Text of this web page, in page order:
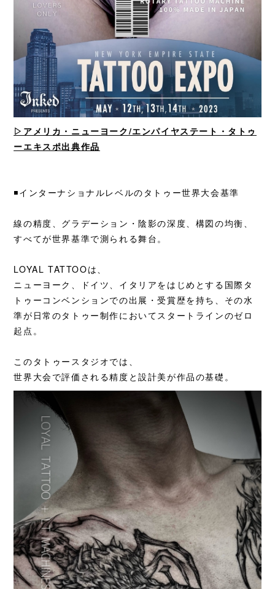
▷アメリカ・ニューヨーク/エンパイヤステート・タトゥ
ーエキスポ出典作品
◾️インターナショナルレベルのタトゥー世界大会基準
線の精度、グラデーション・陰影の深度、構図の均衡、
すべてが世界基準で測られる舞台。
LOYAL TATTOOは、
ニューヨーク、ドイツ、イタリアをはじめとする国際タ
トゥーコンベンションでの出展・受賞歴を持ち、その水
準が日常のタトゥー制作においてスタートラインのゼロ
起点。
このタトゥースタジオでは、
世界大会で評価される精度と設計美が作品の基礎。